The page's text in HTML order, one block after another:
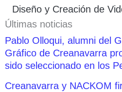
Diseño y Creación de
Últimas noticias
Pablo Olloqui, alumni del
Gráfico de Creanavarra
sido seleccionado en los
Creanavarra y NACKOM